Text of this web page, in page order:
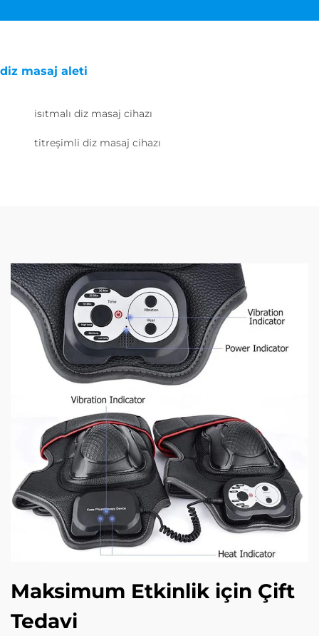
diz masaj aleti
isıtmalı diz masaj cihazı
titreşimli diz masaj cihazı
Maksimum Etkinlik için Çift
Tedavi